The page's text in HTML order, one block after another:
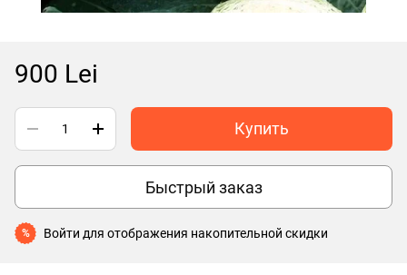
900 Lei
Купить
Быстрый заказ
% Войти для отображения накопительной скидки